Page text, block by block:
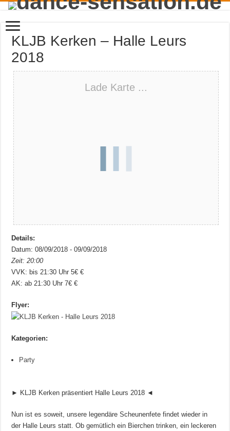
KLJB Kerken – Halle Leurs
2018
Lade Karte ...
Details:
Datum: 08/09/2018 - 09/09/2018
Zeit: 20:00
VVK: bis 21:30 Uhr 5€ €
AK: ab 21:30 Uhr 7€ €
Flyer:
Kategorien:
Party
► KLJB Kerken präsentiert Halle Leurs 2018 ◄
Nun ist es soweit, unsere legendäre Scheunenfete findet wieder in
der Halle Leurs statt. Ob gemütlich ein Bierchen trinken, ein leckeren